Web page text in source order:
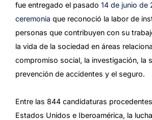
fue entregado el pasado 14 de junio de
ceremonia que reconoció la labor de
personas que contribuyen con su
la vida de la sociedad en áreas
compromiso social, la investigación, la
prevención de accidentes y el seguro.
Entre las 844 candidaturas
Estados Unidos e Iberoamérica, la